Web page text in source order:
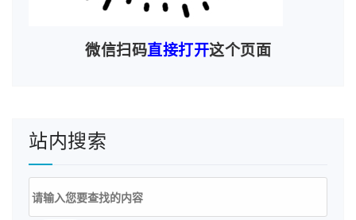
微信扫码直接打开这个页面
站内搜索
索：